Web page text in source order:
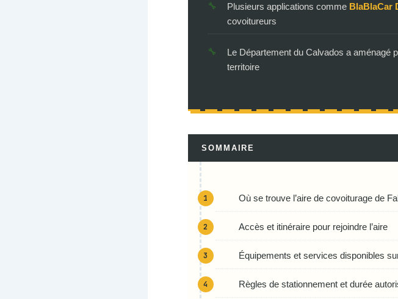
Plusieurs applications comme BlaBlaCar
covoitureurs
Le Département du Calvados a aménagé
territoire
SOMMAIRE
Où se trouve l’aire de covoiturage de
Accès et itinéraire pour rejoindre l’aire
Équipements et services disponibles
Règles de stationnement et durée